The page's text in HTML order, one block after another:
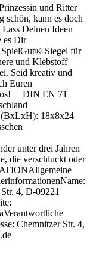
und Ritter
schön, kann es doch
Deinen Ideen
es Dir
SpielGut®-Siegel für
und Klebstoff
Seid kreativ und
Euren
DIN EN 71
(BxLxH): 18x8x24
unter drei Jahren
die verschluckt oder
4, D-09221
Chemnitzer Str. 4,